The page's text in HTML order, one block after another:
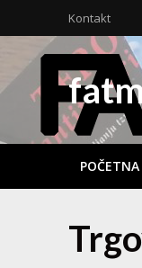
Kontakt
POČETNA